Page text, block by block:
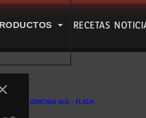
RECETAS
EN NUESTRAS RSS
SALAMI LONCHAS 60G - FLASH